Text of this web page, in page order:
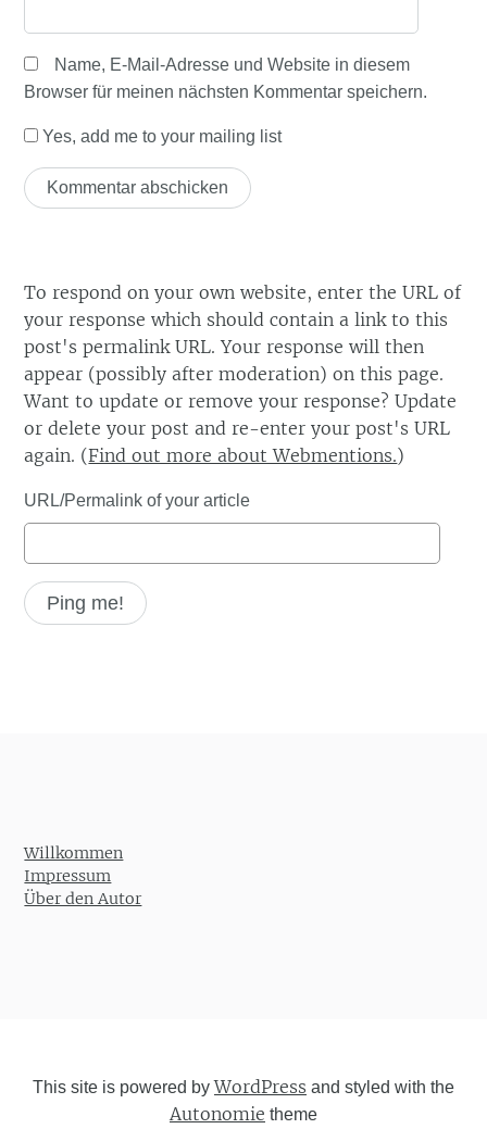
Name, E-Mail-Adresse und Website in diesem
Browser für meinen nächsten Kommentar speichern.
Yes, add me to your mailing list
To respond on your own website, enter the URL of
your response which should contain a link to this
post's permalink URL. Your response will then
appear (possibly after moderation) on this page.
Want to update or remove your response? Update
or delete your post and re-enter your post's URL
again. (Find out more about Webmentions.)
URL/Permalink of your article
Willkommen
Impressum
Über den Autor
This site is powered byWordPress and styled with the
Autonomie theme